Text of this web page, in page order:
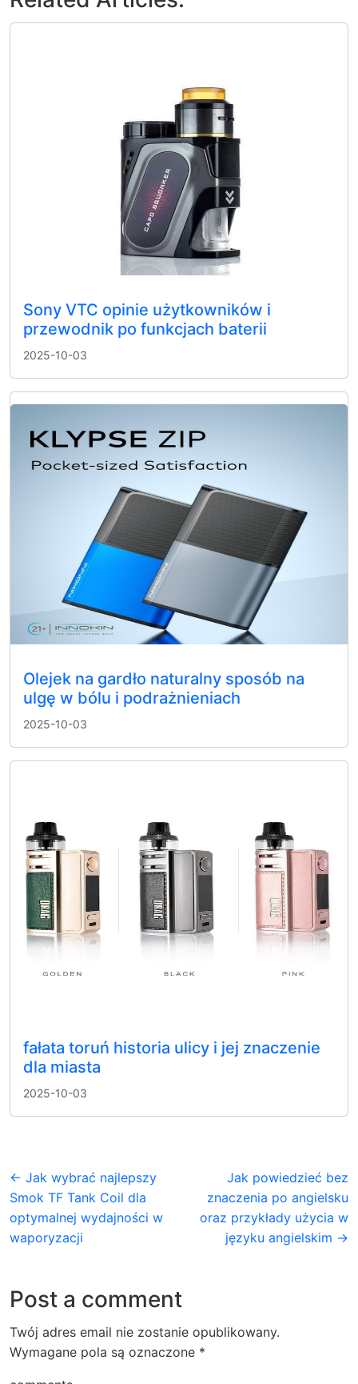
Sony VTC opinie użytkowników i
przewodnik po funkcjach baterii
2025-10-03
Olejek na gardło naturalny sposób na
ulgę w bólu i podrażnieniach
2025-10-03
fałata toruń historia ulicy i jej znaczenie
dla miasta
2025-10-03
← Jak wybrać najlepszy
Smok TF Tank Coil dla
optymalnej wydajności w
waporyzacji
Jak powiedzieć bez
znaczenia po angielsku
oraz przykłady użycia w
języku angielskim →
Post a comment
Twój adres email nie zostanie opublikowany.
Wymagane pola są oznaczone *